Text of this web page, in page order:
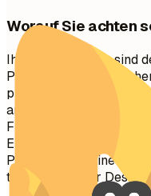
Worauf Sie achten
Ihre Kontaktdaten sind
Personalvermittler
professionell. Stellen
angemessen ist (z. B.
Fügen Sie Ihr LinkedIn-
Einblick in Ihren
Portfolio oder eine
technische oder